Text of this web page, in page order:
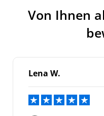
Von Ihnen
Lena W.
Neuigkeiten und
Weitere Informationen
Datenschutzrichtlinie.